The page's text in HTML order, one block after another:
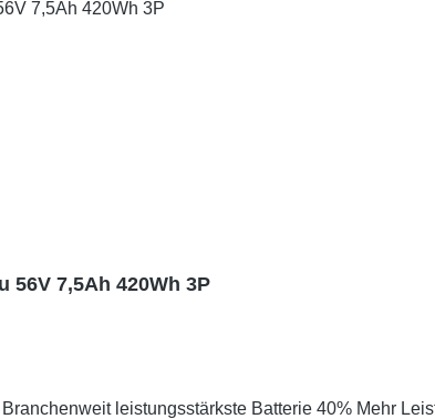
56V 7,5Ah 420Wh 3P
leistungsstärkste Batterie 40% Mehr